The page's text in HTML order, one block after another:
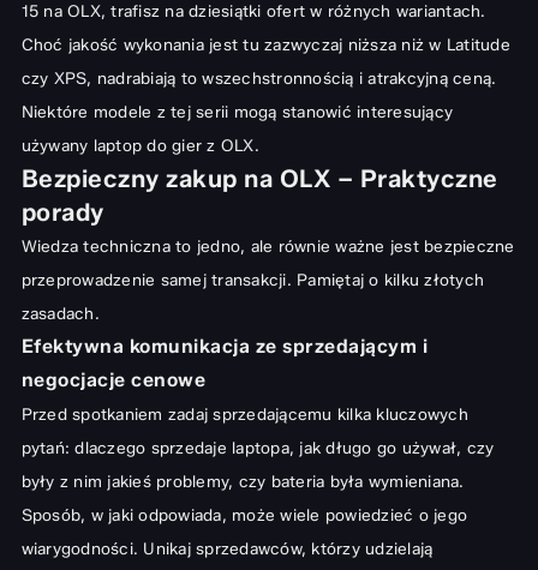
15 na OLX, trafisz na dziesiątki ofert w różnych wariantach.
Choć jakość wykonania jest tu zazwyczaj niższa niż w Latitude
czy XPS, nadrabiają to wszechstronnością i atrakcyjną ceną.
Niektóre modele z tej serii mogą stanowić interesujący
używany laptop do gier z OLX.
Bezpieczny zakup na OLX – Praktyczne
porady
Wiedza techniczna to jedno, ale równie ważne jest bezpieczne
przeprowadzenie samej transakcji. Pamiętaj o kilku złotych
zasadach.
Efektywna komunikacja ze sprzedającym i
negocjacje cenowe
Przed spotkaniem zadaj sprzedającemu kilka kluczowych
pytań: dlaczego sprzedaje laptopa, jak długo go używał, czy
były z nim jakieś problemy, czy bateria była wymieniana.
Sposób, w jaki odpowiada, może wiele powiedzieć o jego
wiarygodności. Unikaj sprzedawców, którzy udzielają